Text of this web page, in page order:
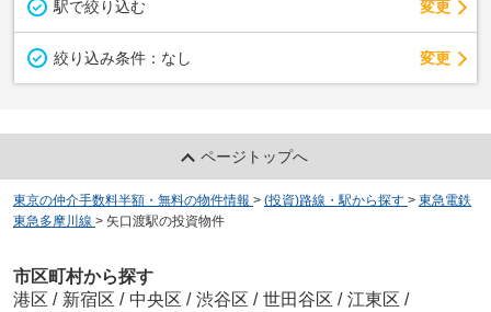
駅で絞り込む 変更
絞り込み条件： なし 変更
ページトップへ
東京の仲介手数料半額・無料の物件情報 > (投資)路線・駅から探す > 東急電鉄
東急多摩川線 > 矢口渡駅の投資物件
市区町村から探す
港区 / 新宿区 / 中央区 / 渋谷区 / 世田谷区 / 江東区 /